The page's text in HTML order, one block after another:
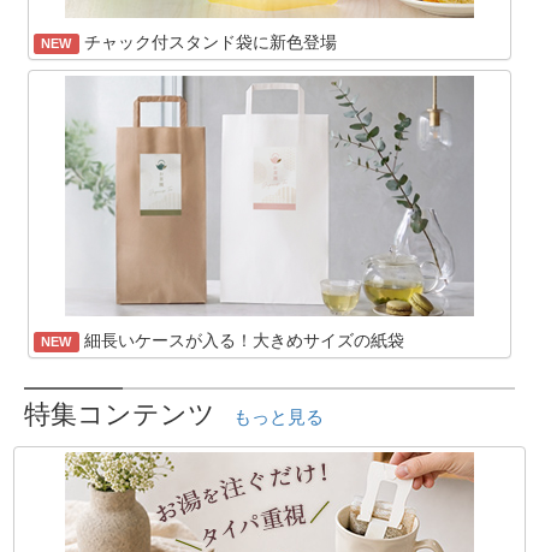
NEW チャック付スタンド袋に新色登場
NEW 細長いケースが入る！大きめサイズの紙袋
特集コンテンツ もっと見る